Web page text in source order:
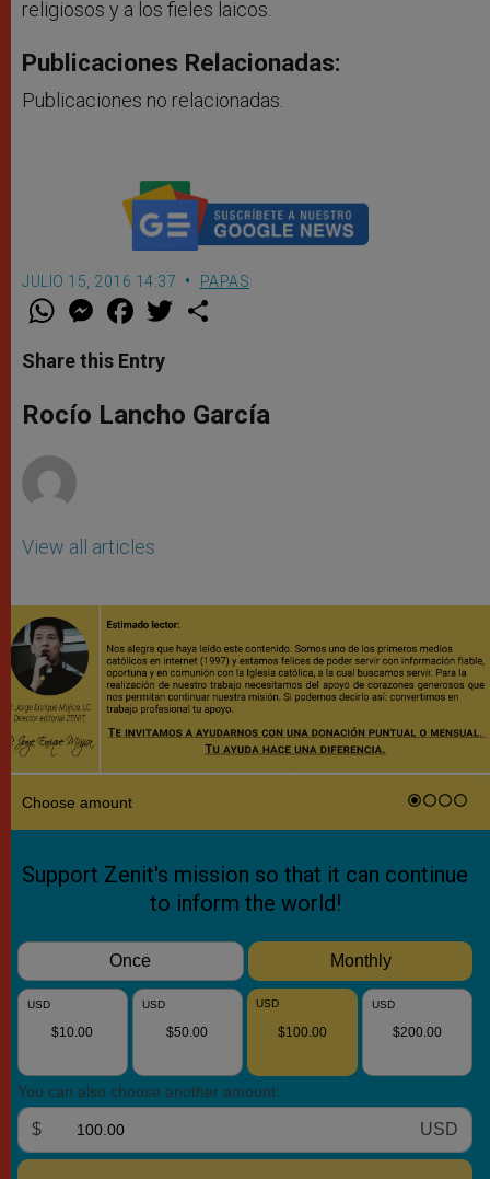
religiosos y a los fieles laicos.
Publicaciones Relacionadas:
Publicaciones no relacionadas.
JULIO 15, 2016 14:37 PAPAS
W
t
s
p
p
M
e
s
e
g
e
F
a
e
b
o
k
w
r
Share this Entry
Rocío Lancho García
View all articles